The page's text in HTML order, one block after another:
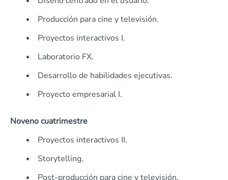
Producción para cine y televisión.
Proyectos interactivos I.
Laboratorio FX.
Desarrollo de habilidades ejecutivas.
Proyecto empresarial I.
Noveno cuatrimestre
Proyectos interactivos II.
Storytelling.
Post-producción para cine y televisión.